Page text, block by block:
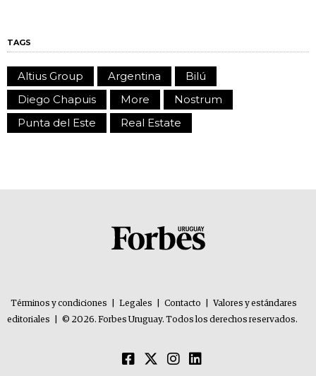
TAGS
Altius Group Argentina
Bilú
Diego Chapuis
More
Nostrum
Punta del Este
Real Estate
Términos y condiciones Legales Contacto
Valores y estándares
editoriales
© 2026. Forbes Uruguay. Todos los derechos reservados.